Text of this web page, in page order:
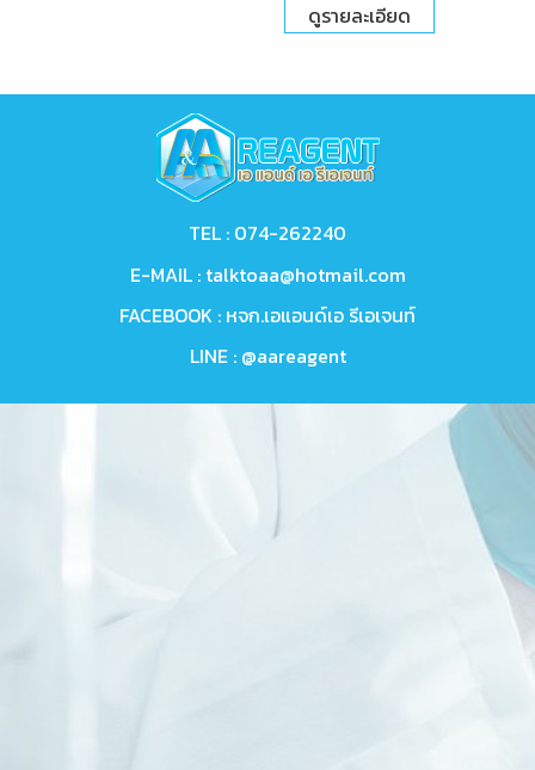
ดูรายละเอียด
TEL : 074-262240
E-MAIL : talktoaa@hotmail.com
FACEBOOK : หจก.เอแอนด์เอ รีเอเจนท์
LINE : @aareagent